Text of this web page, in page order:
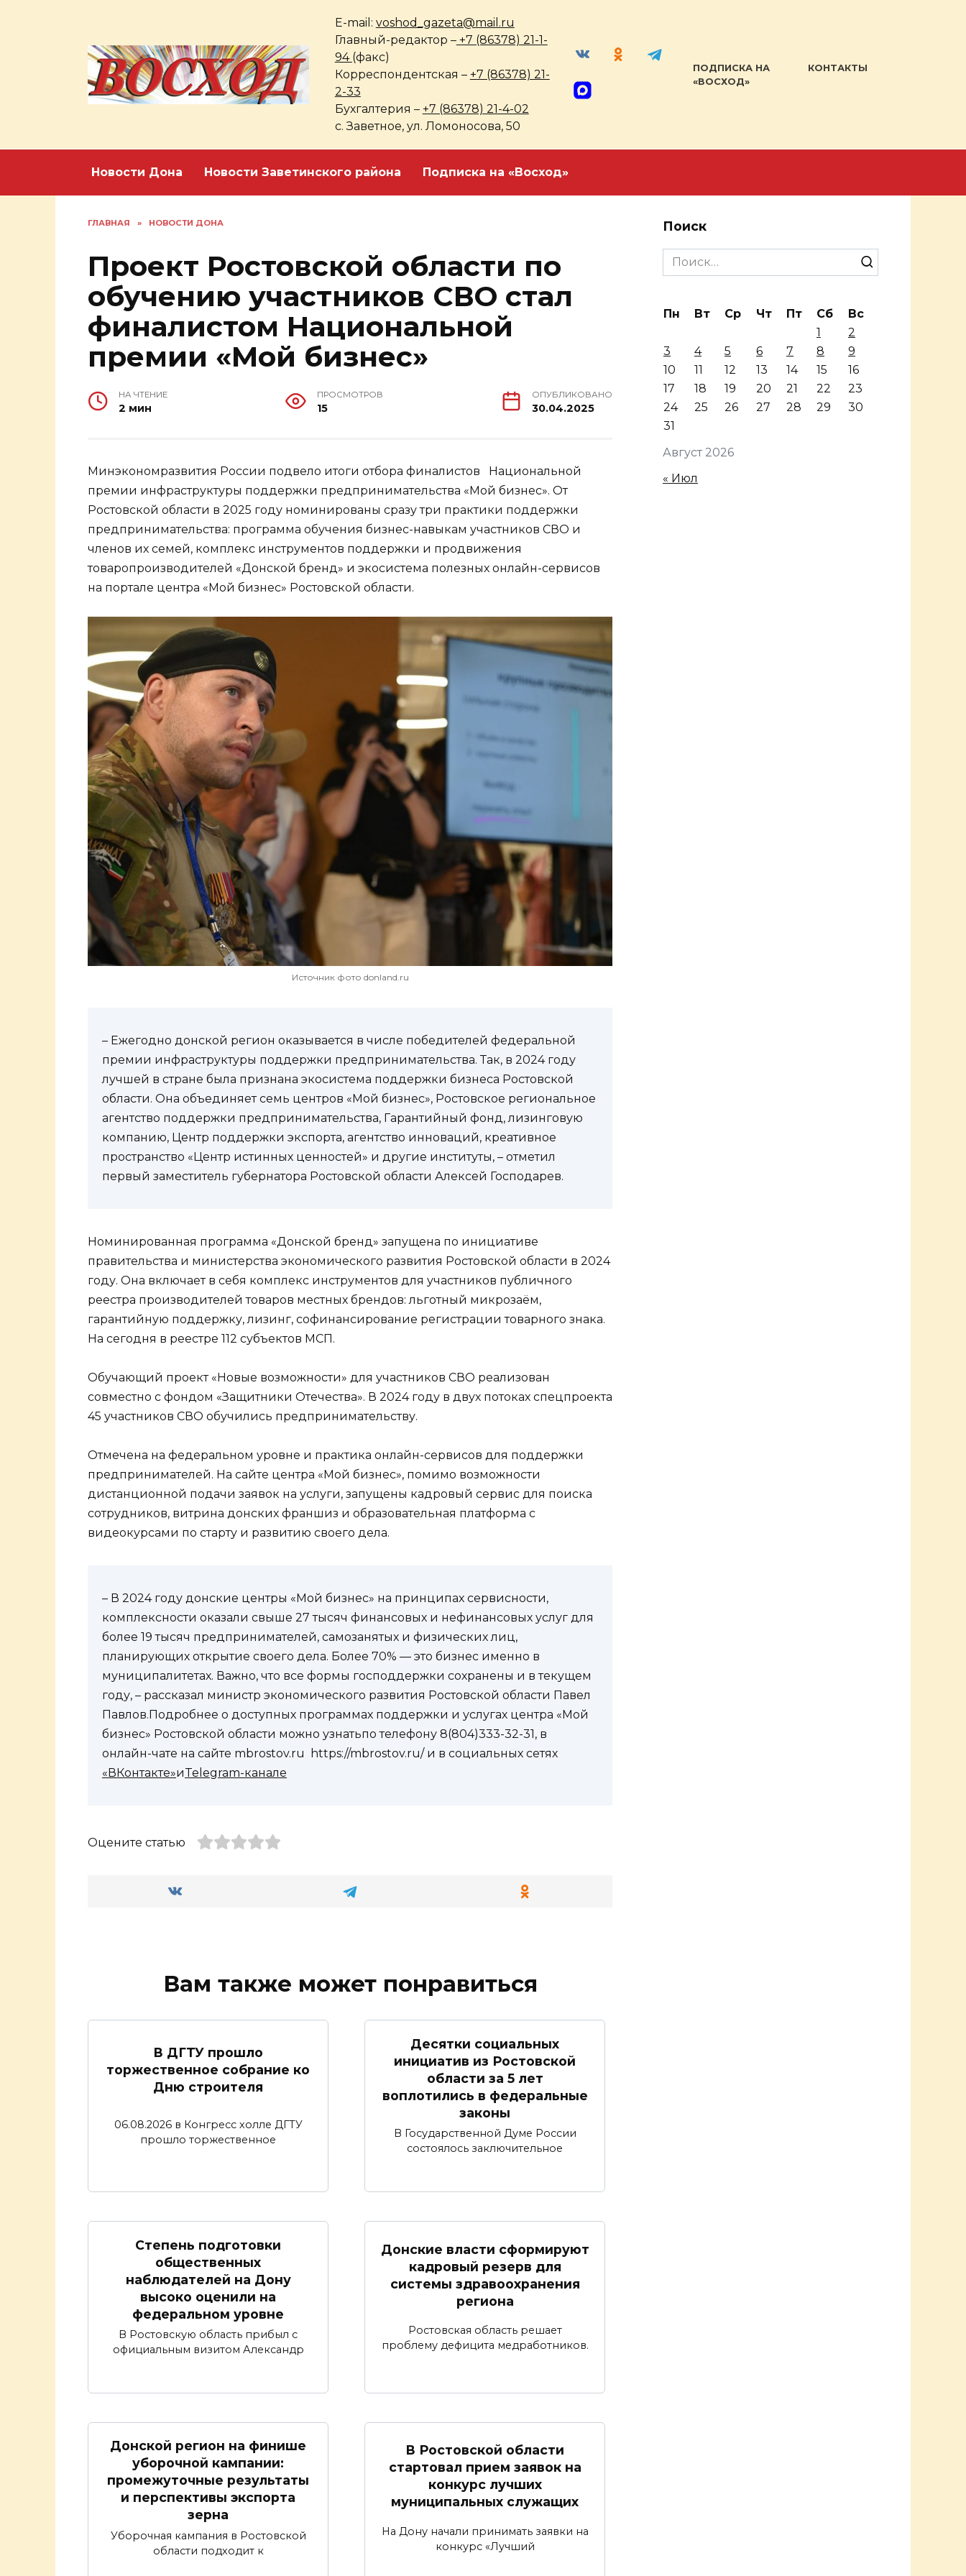
E-mail: voshod_gazeta@mail.ru
Главный-редактор –+7 (86378) 21-1-
94 (факс)
Корреспондентская – +7 (86378) 21-
2-33
Бухгалтерия – +7 (86378) 21-4-02
с. Заветное, ул. Ломоносова, 50
ПОДПИСКА НА
«ВОСХОД»
КОНТАКТЫ
Новости Дона Новости Заветинского района Подписка на «Восход»
ГЛАВНАЯ » НОВОСТИ ДОНА
Проект Ростовской области по
обучению участников СВО стал
финалистом Национальной
премии «Мой бизнес»
НА ЧТЕНИЕ
2 мин
ПРОСМОТРОВ
15
ОПУБЛИКОВАНО
30.04.2025
Минэкономразвития России подвело итоги отбора финалистов Национальной
премии инфраструктуры поддержки предпринимательства «Мой бизнес». От
Ростовской области в 2025 году номинированы сразу три практики поддержки
предпринимательства: программа обучения бизнес-навыкам участников СВО и
членов их семей, комплекс инструментов поддержки и продвижения
товаропроизводителей «Донской бренд» и экосистема полезных онлайн-сервисов
на портале центра «Мой бизнес» Ростовской области.
Источник фото donland.ru
– Ежегодно донской регион оказывается в числе победителей федеральной
премии инфраструктуры поддержки предпринимательства. Так, в 2024 году
лучшей в стране была признана экосистема поддержки бизнеса Ростовской
области. Она объединяет семь центров «Мой бизнес», Ростовское региональное
агентство поддержки предпринимательства, Гарантийный фонд, лизинговую
компанию, Центр поддержки экспорта, агентство инноваций, креативное
пространство «Центр истинных ценностей» и другие институты, – отметил
первый заместитель губернатора Ростовской области Алексей Господарев.
Номинированная программа «Донской бренд» запущена по инициативе
правительства и министерства экономического развития Ростовской области в 2024
году. Она включает в себя комплекс инструментов для участников публичного
реестра производителей товаров местных брендов: льготный микрозаём,
гарантийную поддержку, лизинг, софинансирование регистрации товарного знака.
На сегодня в реестре 112 субъектов МСП.
Обучающий проект «Новые возможности» для участников СВО реализован
совместно с фондом «Защитники Отечества». В 2024 году в двух потоках спецпроекта
45 участников СВО обучились предпринимательству.
Отмечена на федеральном уровне и практика онлайн-сервисов для поддержки
предпринимателей. На сайте центра «Мой бизнес», помимо возможности
дистанционной подачи заявок на услуги, запущены кадровый сервис для поиска
сотрудников, витрина донских франшиз и образовательная платформа с
видеокурсами по старту и развитию своего дела.
– В 2024 году донские центры «Мой бизнес» на принципах сервисности,
комплексности оказали свыше 27 тысяч финансовых и нефинансовых услуг для
более 19 тысяч предпринимателей, самозанятых и физических лиц,
планирующих открытие своего дела. Более 70% — это бизнес именно в
муниципалитетах. Важно, что все формы господдержки сохранены и в текущем
году, – рассказал министр экономического развития Ростовской области Павел
Павлов.Подробнее о доступных программах поддержки и услугах центра «Мой
бизнес» Ростовской области можно узнатьпо телефону 8(804)333-32-31, в
онлайн-чате на сайте mbrostov.ru https://mbrostov.ru/ и в социальных сетях
«ВКонтакте»иTelegram-канале
Оцените статью
Вам также может понравиться
В ДГТУ прошло
торжественное собрание ко
Дню строителя
06.08.2026 в Конгресс холле ДГТУ
прошло торжественное
Десятки социальных
инициатив из Ростовской
области за 5 лет
воплотились в федеральные
законы
В Государственной Думе России
состоялось заключительное
Степень подготовки
общественных
наблюдателей на Дону
высоко оценили на
федеральном уровне
В Ростовскую область прибыл с
официальным визитом Александр
Донские власти сформируют
кадровый резерв для
системы здравоохранения
региона
Ростовская область решает
проблему дефицита медработников.
Донской регион на финише
уборочной кампании:
промежуточные результаты
и перспективы экспорта
зерна
Уборочная кампания в Ростовской
области подходит к
В Ростовской области
стартовал прием заявок на
конкурс лучших
муниципальных служащих
На Дону начали принимать заявки на
конкурс «Лучший
Поиск
Search
for:
Август 2026
Пн Вт Ср Чт Пт Сб
Вс
1
2
3
4 5 6 7 8
9
10
11 12 13 14 15
16
17
18 19 20 21 22
23
24
25 26 27 28 29
30
31
« Июл